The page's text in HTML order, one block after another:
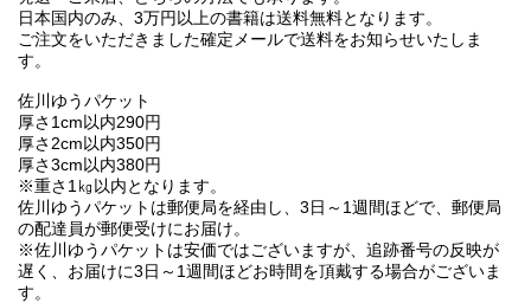
日本国内のみ、3万円以上の書籍は送料無料となります。
ご注文をいただきました確定メールで送料をお知らせいたしま
す。
佐川ゆうパケット
厚さ1cm以内290円
厚さ2cm以内350円
厚さ3cm以内380円
※重さ1㎏以内となります。
佐川ゆうパケットは郵便局を経由し、3日～1週間ほどで、郵便局
の配達員が郵便受けにお届け。
※佐川ゆうパケットは安価ではございますが、追跡番号の反映が
遅く、お届けに3日～1週間ほどお時間を頂戴する場合がございま
す。